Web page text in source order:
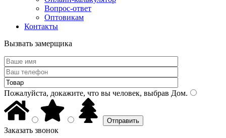
Вопрос-ответ
Оптовикам
Контакты
Вызвать замерщика
Пожалуйста, докажите, что вы человек, выбрав Дом.
Заказать звонок